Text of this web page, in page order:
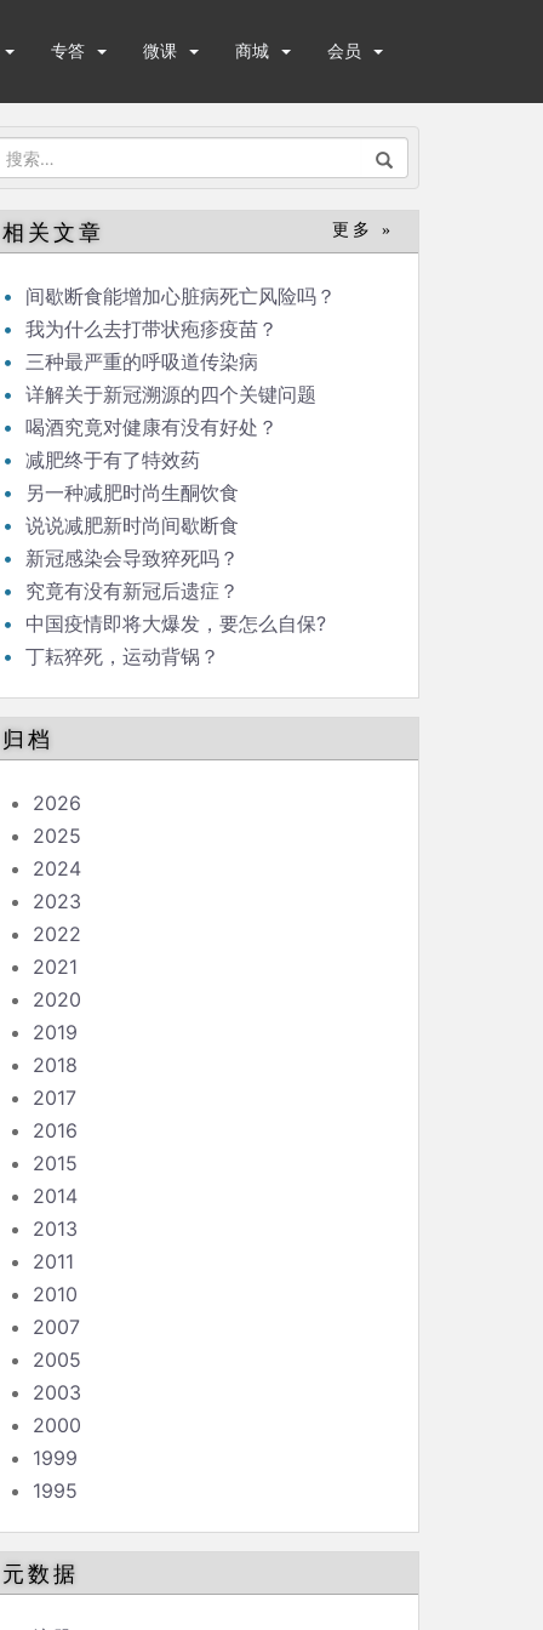
专答 微课 商城 会员
搜
：
相关文章 更多 »
间歇断食能增加心脏病死亡风险吗？
我为什么去打带状疱疹疫苗？
三种最严重的呼吸道传染病
详解关于新冠溯源的四个关键问题
喝酒究竟对健康有没有好处？
减肥终于有了特效药
另一种减肥时尚生酮饮食
说说减肥新时尚间歇断食
新冠感染会导致猝死吗？
究竟有没有新冠后遗症？
中国疫情即将大爆发，要怎么自保?
丁耘猝死，运动背锅？
归档
2026
2025
2024
2023
2022
2021
2020
2019
2018
2017
2016
2015
2014
2013
2011
2010
2007
2005
2003
2000
1999
1995
元数据